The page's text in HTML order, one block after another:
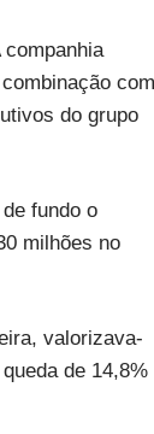
com
do grupo
fundo o
milhões no
valorizava-
de 14,8%